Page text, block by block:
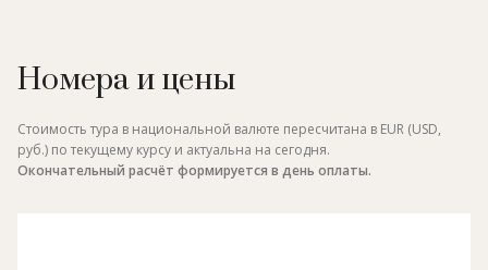
Номера и цены
Стоимость тура в национальной валюте пересчитана в EUR (USD,
руб.) по текущему курсу и актуальна на сегодня.
Окончательный расчёт формируется в день оплаты.